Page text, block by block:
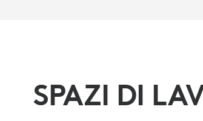
SPAZI DI